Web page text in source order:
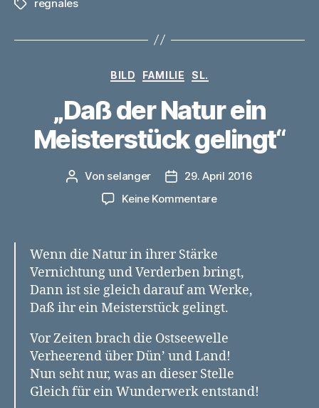
Schlagwörter
regnales
Kategorien
BILD FAMILIE SL.
„Daß der Natur ein
Meisterstück gelingt“
Beitragsautor
Von selanger Veröffentlichungsdatum
29. April 2016
Keine Kommentarezu
ein
Meisterstück
gelingt“
Wenn die Natur in ihrer Stärke
Vernichtung und Verderben bringt,
Dann ist sie gleich darauf am Werke,
Daß ihr ein Meisterstück gelingt.
Vor Zeiten brach die Ostseewelle
Verheerend über Dün’ und Land!
Nun seht nur, was an dieser Stelle
Gleich für ein Wunderwerk entstand!